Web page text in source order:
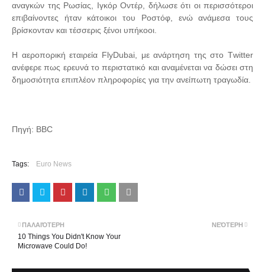
αναγκών της Ρωσίας, Ιγκόρ Οντέρ, δήλωσε ότι οι περισσότεροι
επιβαίνοντες ήταν κάτοικοι του Ροστόφ, ενώ ανάμεσα τους
βρίσκονταν και τέσσερις ξένοι υπήκοοι.
Η αεροπορική εταιρεία FlyDubai, με ανάρτηση της στο Τwitter
ανέφερε πως ερευνά το περιστατικό και αναμένεται να δώσει στη
δημοσιότητα επιπλέον πληροφορίες για την ανείπωτη τραγωδία.
Πηγή: BBC
Tags: Euro News
ΝΕΌΤΕΡΗ
ΠΑΛΑΙΌΤΕΡΗ
10 Things You Didn't Know Your
Microwave Could Do!